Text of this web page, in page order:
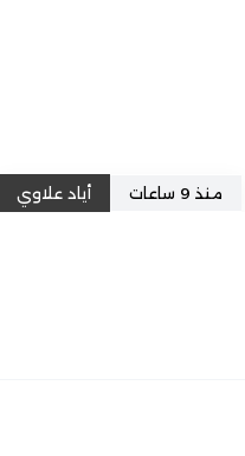
منذ 9 ساعات أياد علاوي